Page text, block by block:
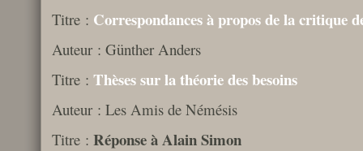
Titre : Correspondances à propos de la critique
Auteur : Günther Anders
Titre : Thèses sur la théorie des besoins
Auteur : Les Amis de Némésis
Titre : Réponse à Alain Simon